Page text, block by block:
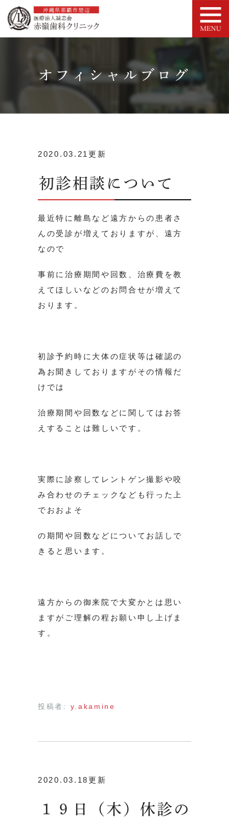
オフィシャルブログ
2020.03.21更新
初診相談について
最近特に離島など遠方からの患者さ
んの受診が増えておりますが、遠方
なので
事前に治療期間や回数、治療費を教
えてほしいなどのお問合せが増えて
おります。
初診予約時に大体の症状等は確認の
為お聞きしておりますがその情報だ
けでは
治療期間や回数などに関してはお答
えすることは難しいです。
実際に診察してレントゲン撮影や咬
み合わせのチェックなども行った上
でおおよそ
の期間や回数などについてお話しで
きると思います。
遠方からの御来院で大変かとは思い
ますがご理解の程お願い申し上げま
す。
投稿者: y.akamine
2020.03.18更新
１９日（木）休診の